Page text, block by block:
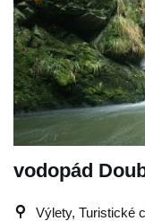
vodopád
Výlety, Turistické